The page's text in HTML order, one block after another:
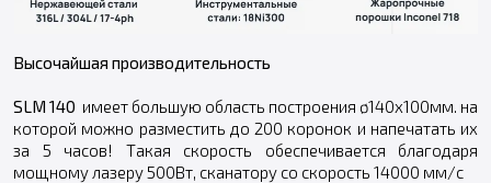
Высочайшая производительность
SLM 140 имеет большую область построения ø140х100мм. на
которой можно разместить до 200 коронок и напечатать их
за 5 часов! Такая скорость обеспечивается благодаря
мощному лазеру 500Вт, сканатору со скорость 14000 мм/с